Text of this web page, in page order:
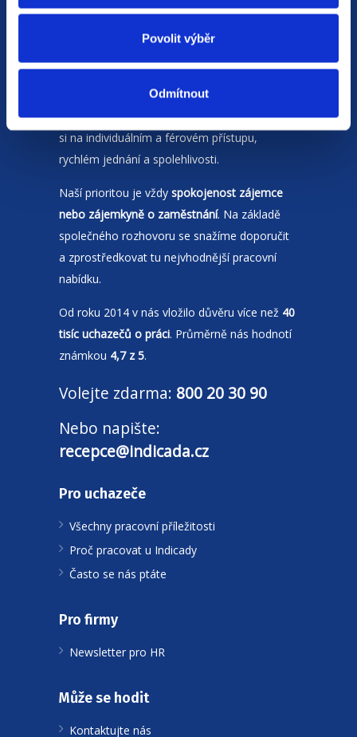
Povolit výběr
Odmítnout
HR agenturas pobočkami v
Moravskoslezském krajia Polsku. Zakládáme
si na individuálním a férovém přístupu,
rychlém jednání a spolehlivosti.
Naší prioritou je vždy spokojenost zájemce
nebo zájemkyně o zaměstnání. Na základě
společného rozhovoru se snažíme doporučit
a zprostředkovat tu nejvhodnější pracovní
nabídku.
Od roku 2014 v nás vložilo důvěru více než 40
tisíc uchazečů o práci. Průměrně nás hodnotí
známkou 4,7 z 5.
Volejte zdarma: 800 20 30 90
Nebo napište:
recepce@indicada.cz
Pro uchazeče
Všechny pracovní příležitosti
Proč pracovat u Indicady
Často se nás ptáte
Pro firmy
Newsletter pro HR
Může se hodit
Kontaktujte nás